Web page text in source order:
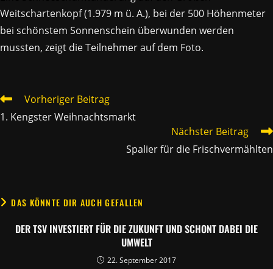
Weitschartenkopf (1.979 m ü. A.), bei der 500 Höhenmeter
bei schönstem Sonnenschein überwunden werden
mussten, zeigt die Teilnehmer auf dem Foto.
WEITERE
ANSEHEN
Vorheriger Beitrag
1. Kengster Weihnachtsmarkt
Nächster Beitrag
Spalier für die Frischvermählten
DAS KÖNNTE DIR AUCH GEFALLEN
DER TSV INVESTIERT FÜR DIE ZUKUNFT UND SCHONT DABEI DIE
UMWELT
22. September 2017